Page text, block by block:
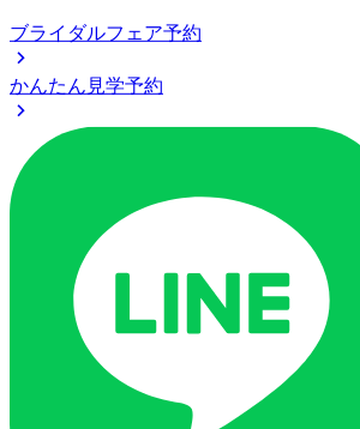
ブライダルフェア予約
かんたん見学予約